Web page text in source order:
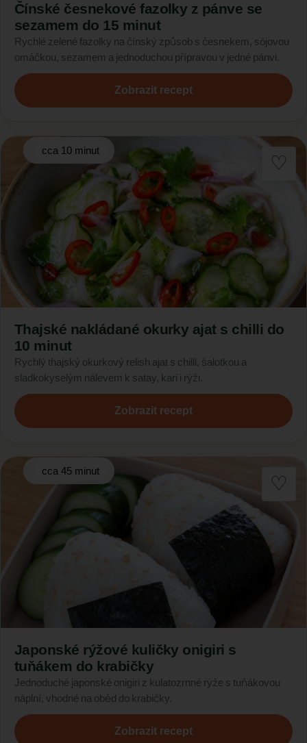
Čínské česnekové fazolky z pánve se
sezamem do 15 minut
Rychlé zelené fazolky na čínský způsob s česnekem, sójovou
omáčkou, sezamem a jednoduchou přípravou v jedné pánvi.
Zobrazit recept
cca 10 minut
Thajské nakládané okurky ajat s chilli do
10 minut
Rychlý thajský okurkový relish ajat s chilli, šalotkou a
sladkokyselým nálevem k satay, kari i rýži.
Zobrazit recept
cca 45 minut
Japonské rýžové kuličky onigiri s
tuňákem do krabičky
Jednoduché japonské onigiri z kulatozrnné rýže s tuňákovou
náplní, vhodné na oběd do krabičky.
Zobrazit recept